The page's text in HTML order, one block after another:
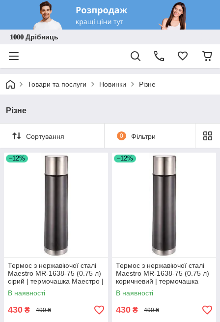
𝟏𝟎𝟎𝟎 Дрібниць
Товари та послуги Новинки Різне
Різне
Сортування 0 Фільтри
–12%
Термос з нержавіючої сталі
Maestro MR-1638-75 (0.75 л)
сірий | термочашка Маестро |
термокружка Маестро
В наявності
430 ₴ 490 ₴
–12%
Термос з нержавіючої сталі
Maestro MR-1638-75 (0.75 л)
коричневий | термочашка
Маестро | термокружка
Маестро
В наявності
430 ₴ 490 ₴